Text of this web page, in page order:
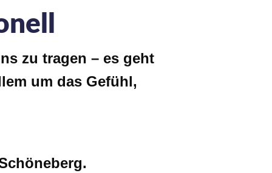
zu tragen – es geht
um das Gefühl,
.